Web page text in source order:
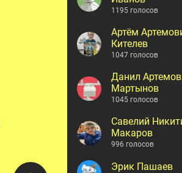
1195 голосов
Артём
Кителев
1047 голосов
Данил
Мартынов
1045 голосов
Савелий
Макаров
996 голосов
Эрик Пашаев